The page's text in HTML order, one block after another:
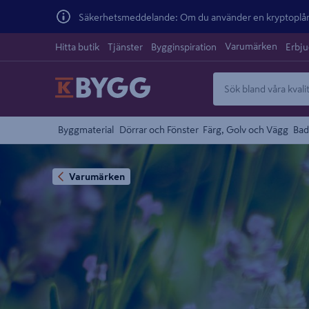
Säkerhetsmeddelande: Om du använder en
Hitta butik Tjänster Bygginspiration Varumärken
Byggmaterial Dörrar och Fönster Färg, Golv och Vägg
Varumärken